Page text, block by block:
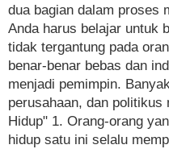
dua bagian dalam proses
Anda harus belajar untuk
tidak tergantung pada
benar-benar bebas dan
menjadi pemimpin.
perusahaan, dan politikus
Hidup" 1. Orang-orang
hidup satu ini selalu